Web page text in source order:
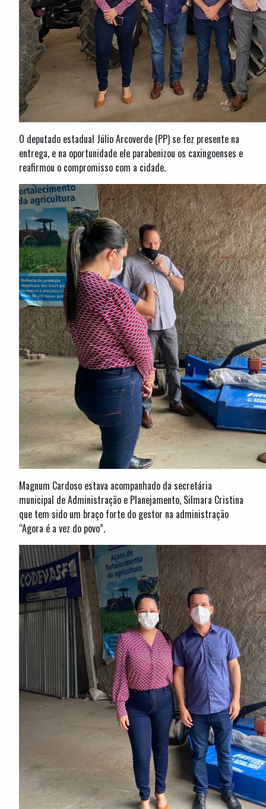
O deputado estadual Júlio Arcoverde (PP) se fez presente na
entrega, e na oportunidade ele parabenizou os caxingoenses e
reafirmou o compromisso com a cidade.
Magnum Cardoso estava acompanhado da secretária
municipal de Administração e Planejamento, Silmara Cristina
que tem sido um braço forte do gestor na administração
“Agora é a vez do povo”.